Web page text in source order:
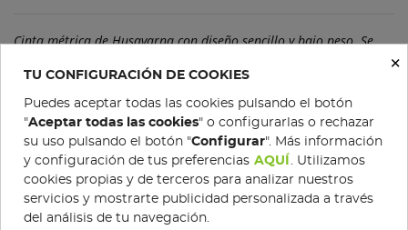
Cinta métrica de Husqvarna con diseño sencillo y bajo peso. Se
puede ajustar sin herramientas y está marcada por ambos lados.
* Disponible en dos tamaños: 15 m y 20 m.
Gratis en pedidos superiores a 200 €
Política de devoluciones
×
TU CONFIGURACIÓN DE COOKIES
Puedes aceptar todas las cookies pulsando el botón
"Aceptar todas las cookies" o configurarlas o rechazar
su uso pulsando el botón "Configurar". Más información
y configuración de tus preferencias AQUÍ
. Utilizamos
cookies propias y de terceros para analizar nuestros
servicios y mostrarte publicidad personalizada a través
del análisis de tu navegación.